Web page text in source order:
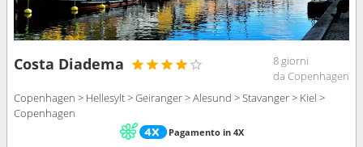
Costa Diadema
8 giorni
da Copenhagen
Copenhagen > Hellesylt > Geiranger > Alesund > Stavanger > Kiel >
Copenhagen
Pagamento in 4X